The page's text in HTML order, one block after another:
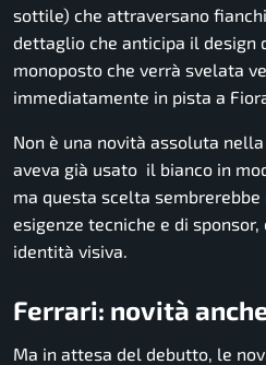
sottile) che attraversano
dettaglio che anticipa il design
monoposto che verrà svelata
immediatamente in pista a
Non è una novità assoluta
aveva già usato il bianco in
ma questa scelta
esigenze tecniche e di
identità visiva.
Ferrari: novità
Ma in attesa del debutto, le